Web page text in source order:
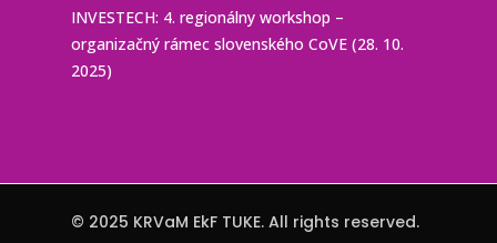
INVESTECH: 4. regionálny workshop –
organizačný rámec slovenského CoVE (28. 10.
2025)
© 2025 KRVaM EkF TUKE. All rights reserved.